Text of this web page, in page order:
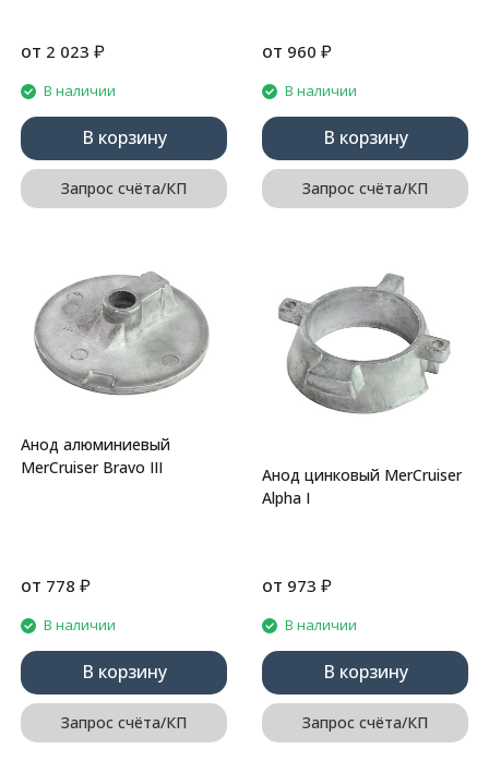
от 2 023 ₽
В наличии
В корзину
Запрос счёта/КП
от 960 ₽
В наличии
В корзину
Запрос счёта/КП
Анод алюминиевый
MerCruiser Bravo III
от 778 ₽
В наличии
В корзину
Запрос счёта/КП
Анод цинковый MerCruiser
Alpha I
от 973 ₽
В наличии
В корзину
Запрос счёта/КП